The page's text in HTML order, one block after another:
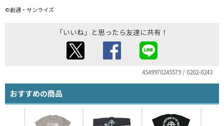
©創通・サンライズ
「いいね」と思ったら友達に共有！
4549970245579 / 0202-0243
おすすめの商品